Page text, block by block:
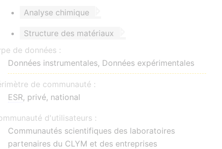
Analyse chimique
Structure des matériaux
de données :
Données instrumentales, Données expérimentales
de communauté :
ESR, privé, national
d'utilisateurs :
Communautés scientifiques des laboratoires
partenaires du CLYM et des entreprises